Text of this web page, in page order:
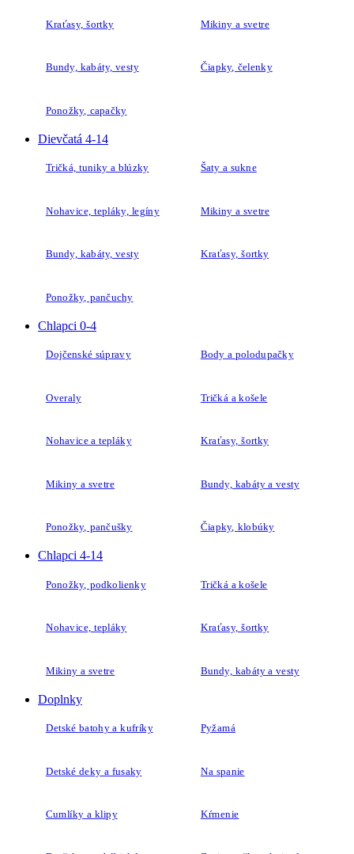
Kraťasy, šortky Mikiny a svetre
Bundy, kabáty, vesty Čiapky, čelenky
Ponožky, capačky
Dievčatá 4-14
Tričká, tuniky a blúzky Šaty a sukne
Nohavice, tepláky, legíny Mikiny a svetre
Bundy, kabáty, vesty Kraťasy, šortky
Ponožky, pančuchy
Chlapci 0-4
Dojčenské súpravy Body a polodupačky
Overaly Tričká a košele
Nohavice a tepláky Kraťasy, šortky
Mikiny a svetre Bundy, kabáty a vesty
Ponožky, pančušky Čiapky, klobúky
Chlapci 4-14
Ponožky, podkolienky Tričká a košele
Nohavice, tepláky Kraťasy, šortky
Mikiny a svetre Bundy, kabáty a vesty
Doplnky
Detské batohy a kufríky Pyžamá
Detské deky a fusaky Na spanie
Cumlíky a klipy Kŕmenie